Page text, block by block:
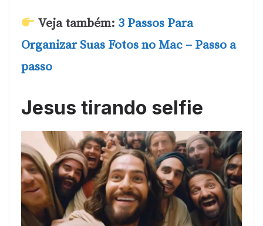
Veja também: 3 Passos Para
Organizar Suas Fotos no Mac – Passo a
passo
Jesus tirando selfie